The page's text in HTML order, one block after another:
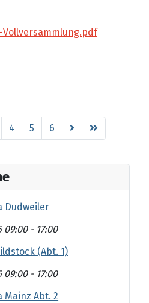
Vollversammlung.pdf
4 5 6
Dudweiler
09:00 - 17:00
(Abt. 1)
09:00 - 17:00
Mainz Abt. 2